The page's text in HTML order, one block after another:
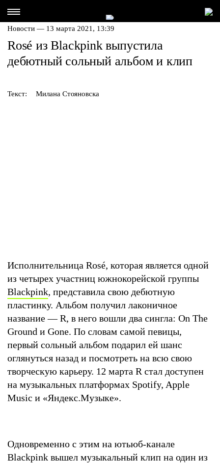
Новости — 13 марта 2021, 13:39
Rosé из Blackpink выпустила
дебютный сольный альбом и клип
Текст: Милана Стояновска
Исполнительница Rosé, которая является одной
из четырех участниц южнокорейской группы
Blackpink, представила свою дебютную
пластинку. Альбом получил лаконичное
название — R, в него вошли два сингла: On The
Ground и Gone. По словам самой певицы,
первый сольный альбом подарил ей шанс
оглянуться назад и посмотреть на всю свою
творческую карьеру. 12 марта R стал доступен
на музыкальных платформах Spotify, Apple
Music и «Яндекс.Музыке».
Одновременно с этим на ютьюб-канале
Blackpink вышел музыкальный клип на один из